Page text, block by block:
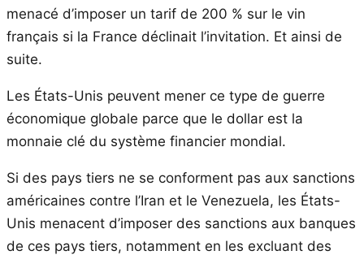
menacé d’imposer un tarif de 200 % sur le vin
français si la France déclinait l’invitation. Et ainsi de
suite.
Les États-Unis peuvent mener ce type de guerre
économique globale parce que le dollar est la
monnaie clé du système financier mondial.
Si des pays tiers ne se conforment pas aux sanctions
américaines contre l’Iran et le Venezuela, les États-
Unis menacent d’imposer des sanctions aux banques
de ces pays tiers, notamment en les excluant des